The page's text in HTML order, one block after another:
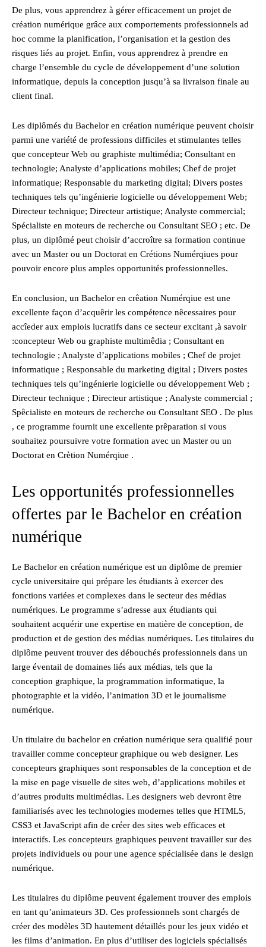
De plus, vous apprendrez à gérer efficacement un projet de
création numérique grâce aux comportements professionnels ad
hoc comme la planification, l’organisation et la gestion des
risques liés au projet. Enfin, vous apprendrez à prendre en
charge l’ensemble du cycle de développement d’une solution
informatique, depuis la conception jusqu’à sa livraison finale au
client final.
Les diplômés du Bachelor en création numérique peuvent choisir
parmi une variété de professions difficiles et stimulantes telles
que concepteur Web ou graphiste multimédia; Consultant en
technologie; Analyste d’applications mobiles; Chef de projet
informatique; Responsable du marketing digital; Divers postes
techniques tels qu’ingénierie logicielle ou développement Web;
Directeur technique; Directeur artistique; Analyste commercial;
Spécialiste en moteurs de recherche ou Consultant SEO ; etc. De
plus, un diplômé peut choisir d’accroître sa formation continue
avec un Master ou un Doctorat en Crétions Numérqiues pour
pouvoir encore plus amples opportunités professionnelles.
En conclusion, un Bachelor en crêation Numérqiue est une
excellente façon d’acquêrir les compétence nêcessaires pour
accîeder aux emplois lucratifs dans ce secteur excitant ,à savoir
:concepteur Web ou graphiste multimêdia ; Consultant en
technologie ; Analyste d’applications mobiles ; Chef de projet
informatique ; Responsable du marketing digital ; Divers postes
techniques tels qu’ingénierie logicielle ou développement Web ;
Directeur technique ; Directeur artistique ; Analyste commercial ;
Spêcialiste en moteurs de recherche ou Consultant SEO . De plus
, ce programme fournit une excellente prêparation si vous
souhaitez poursuivre votre formation avec un Master ou un
Doctorat en Crètion Numérqiue .
Les opportunités professionnelles
offertes par le Bachelor en création
numérique
Le Bachelor en création numérique est un diplôme de premier
cycle universitaire qui prépare les étudiants à exercer des
fonctions variées et complexes dans le secteur des médias
numériques. Le programme s’adresse aux étudiants qui
souhaitent acquérir une expertise en matière de conception, de
production et de gestion des médias numériques. Les titulaires du
diplôme peuvent trouver des débouchés professionnels dans un
large éventail de domaines liés aux médias, tels que la
conception graphique, la programmation informatique, la
photographie et la vidéo, l’animation 3D et le journalisme
numérique.
Un titulaire du bachelor en création numérique sera qualifié pour
travailler comme concepteur graphique ou web designer. Les
concepteurs graphiques sont responsables de la conception et de
la mise en page visuelle de sites web, d’applications mobiles et
d’autres produits multimédias. Les designers web devront être
familiarisés avec les technologies modernes telles que HTML5,
CSS3 et JavaScript afin de créer des sites web efficaces et
interactifs. Les concepteurs graphiques peuvent travailler sur des
projets individuels ou pour une agence spécialisée dans le design
numérique.
Les titulaires du diplôme peuvent également trouver des emplois
en tant qu’animateurs 3D. Ces professionnels sont chargés de
créer des modèles 3D hautement détaillés pour les jeux vidéo et
les films d’animation. En plus d’utiliser des logiciels spécialisés